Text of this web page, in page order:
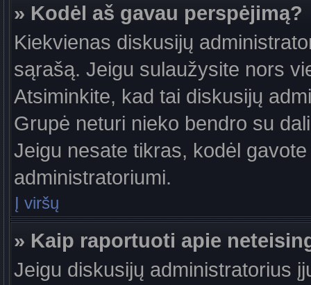
» Kodėl aš gavau perspėjimą?
Kiekvienas diskusijų
sąrašą. Jeigu sulaužysite nors
Atsiminkite, kad tai diskusijų
Grupė neturi nieko bendro su
Jeigu nesate tikras, kodėl
administratoriumi.
Į viršų
» Kaip raportuoti apie
Jeigu diskusijų administratorius